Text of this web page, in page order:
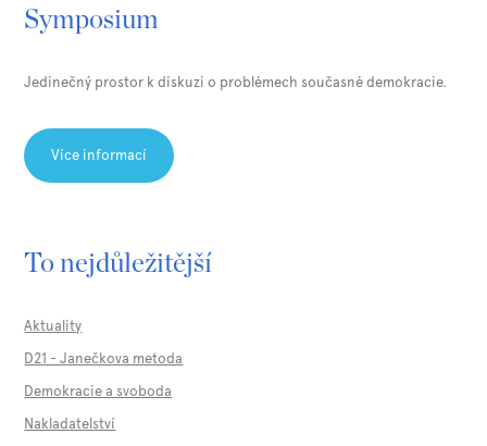
Symposium
Jedinečný prostor k diskuzi o problémech současné demokracie.
Více informací
To nejdůležitější
Aktuality
D21 - Janečkova metoda
Demokracie a svoboda
Nakladatelství